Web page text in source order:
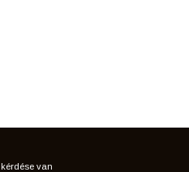
van